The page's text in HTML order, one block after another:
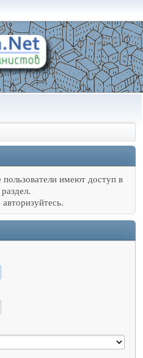
пользователи имеют доступ в